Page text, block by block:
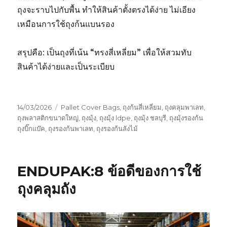
ถุงจะราบไปกับพื้น ทำให้สินค้าตั้งตรงได้ง่าย ไม่เอียง
เหมือนการใช้ถุงก้นแบนรอง
สรุปคือ: เป็นถุงที่เน้น “ทรงสี่เหลี่ยม” เพื่อให้สวมทับ
สินค้าได้ง่ายและเป็นระเบียบ
Posted
on
14/03/2026 Tags
Pallet Cover Bags ถุงก้นสี่เหลี่ยม ถุงคลุมพาเลท
ถุงพลาสติกขนาดใหญ่ ถุงมุ้ง ถุงมุ้ง ldpe ถุงมุ้ง ชลบุรี ถุงมุ้งรองก้น
ถุงบิ๊กแบ๊ค ถุงรองก้นพาเลท ถุงรองก้นลังไม้
ENDUPAK:8 ข้อดีของการใช้
ถุงคลุมถัง